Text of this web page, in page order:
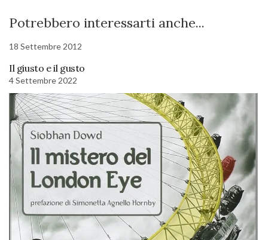
Potrebbero interessarti anche...
18 Settembre 2012
Il giusto e il gusto
4 Settembre 2022